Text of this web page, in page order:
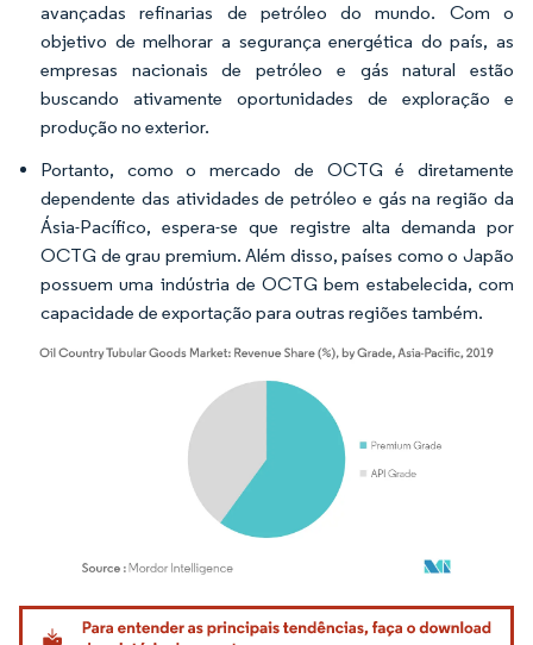
avançadas refinarias de petróleo do mundo. Com o
objetivo de melhorar a segurança energética do país, as
empresas nacionais de petróleo e gás natural estão
buscando ativamente oportunidades de exploração e
produção no exterior.
Portanto, como o mercado de OCTG é diretamente
dependente das atividades de petróleo e gás na região da
Ásia-Pacífico, espera-se que registre alta demanda por
OCTG de grau premium. Além disso, países como o Japão
possuem uma indústria de OCTG bem estabelecida, com
capacidade de exportação para outras regiões também.
Imagem © Mordor Intelligence. O reuso requer atribuição conforme CC BY 4.0.